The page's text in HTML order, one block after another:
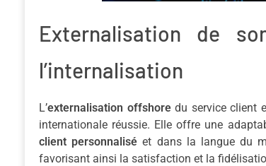
Externalisation de
l’internalisation
L’externalisation offshoredu service client
internationale réussie. Elle offre une
client personnaliséet dans la langue du
favorisant ainsi la satisfaction et la